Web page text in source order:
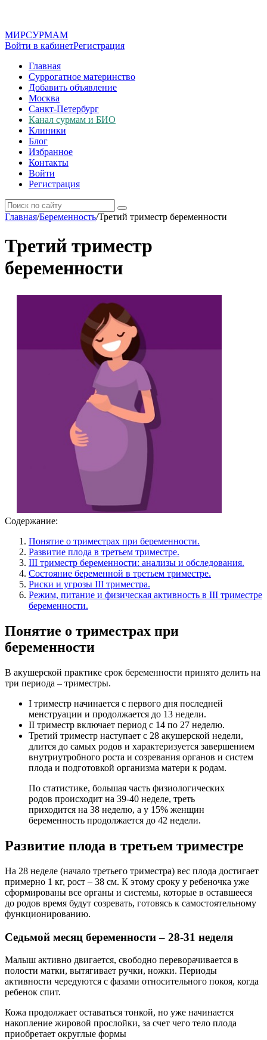
МИРСУРМАМ
Войти в кабинетРегистрация
Главная
Суррогатное материнство
Добавить объявление
Москва
Санкт-Петербург
Канал сурмам и БИО
Клиники
Блог
Избранное
Контакты
Войти
Регистрация
Главная/Беременность/Третий триместр беременности
Третий триместр
беременности
Содержание:
Понятие о триместрах при беременности.
Развитие плода в третьем триместре.
III триместр беременности: анализы и обследования.
Состояние беременной в третьем триместре.
Риски и угрозы III триместра.
Режим, питание и физическая активность в III триместре
беременности.
Понятие о триместрах при
беременности
В акушерской практике срок беременности принято делить на
три периода – триместры.
I триместр начинается с первого дня последней
менструации и продолжается до 13 недели.
II триместр включает период с 14 по 27 неделю.
Третий триместр наступает с 28 акушерской недели,
длится до самых родов и характеризуется завершением
внутриутробного роста и созревания органов и систем
плода и подготовкой организма матери к родам.
По статистике, большая часть физиологических
родов происходит на 39-40 неделе, треть
приходится на 38 неделю, а у 15% женщин
беременность продолжается до 42 недели.
Развитие плода в третьем триместре
На 28 неделе (начало третьего триместра) вес плода достигает
примерно 1 кг, рост – 38 см. К этому сроку у ребеночка уже
сформированы все органы и системы, которые в оставшееся
до родов время будут созревать, готовясь к самостоятельному
функционированию.
Седьмой месяц беременности – 28-31 неделя
Малыш активно двигается, свободно переворачивается в
полости матки, вытягивает ручки, ножки. Периоды
активности чередуются с фазами относительного покоя, когда
ребенок спит.
Кожа продолжает оставаться тонкой, но уже начинается
накопление жировой прослойки, за счет чего тело плода
приобретает округлые формы